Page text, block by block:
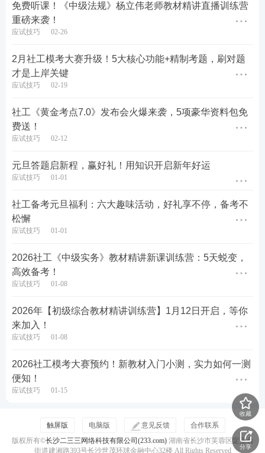
▲APP参赛流程： 打开233网校APP——选择“社会工
作者”——进入“题库”——进入“模考大赛”——选择对
免费听课！《中级法规》杨立伟老师教材精讲直播训练营
重磅来袭！
应试技巧 02-26
2月社工模考大赛升级！5大核心功能+精制考题，刷对题
才是上岸关键
应试技巧 02-19
社工《黄金考点7.0》发布会火爆来袭，5项豪华资料包免
费送！
应试技巧 02-12
元旦答题启新程，赢好礼！用知识开启新年好运
应试技巧 01-01
社工备考元旦福利：六大趣味活动，好礼享不停，备考不
松懈
应试技巧 01-01
2026社工《中级实务》教材精讲新课训练营：5天蜕变，
高效备考！
应试技巧 01-08
2026年【初级综合教材精讲训练营】1月12日开启，等你
来加入！
应试技巧 01-08
2026社工模考大赛预约！新教材入门小测，实力如何一测
便知！
应试技巧 01-15
收藏
分享
触屏版 电脑版 意见反馈
合作联系
版权所有©长沙二三三网络科技有限公司(233.com)湖南省长沙市芙蓉区定王台
街道建湘路393号长沙世茂环球金融中心32楼 All Rights Reserved